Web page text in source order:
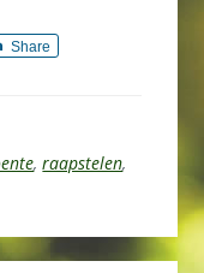
Share
,raapstelen,